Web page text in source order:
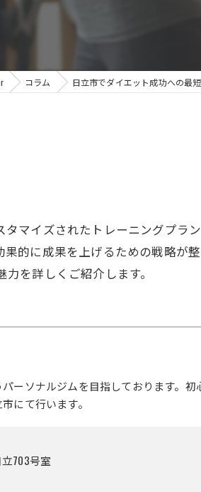
コラム 日立市でダイエット成功への最
マイズされたトレーニングプラ
的に成果を上げるための戦略が
を詳しくご紹介します。
ーソナルジムを目指しております。初
にて行います。
703号室